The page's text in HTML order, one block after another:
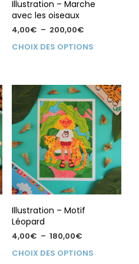
produit
Ce
plusieurs
variations.
Les
options
peuvent
être
choisies
sur
la
page
du
produit
Illustration – Marche
avec les oiseaux
4,00€ – 200,00€Plage
prix :
200,00€
CHOIX DES OPTIONS
Les
sur
la
Ce
Illustration – Motif
Léopard
4,00€ – 180,00€Plage
prix :
CHOIX DES OPTIONS